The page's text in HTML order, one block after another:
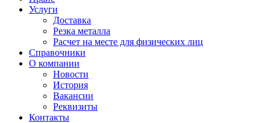
Услуги
Доставка
Резка металла
Расчет на месте для физических лиц
Справочники
О компании
Новости
История
Вакансии
Реквизиты
Контакты